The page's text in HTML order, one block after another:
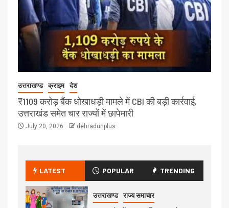
उत्तराखण्ड क्राइम देश
₹1109 करोड़ बैंक धोखाधड़ी मामले में CBI की बड़ी कार्रवाई,
उत्तराखंड समेत चार राज्यों में छापेमारी
July 20, 2026 dehradunplus
LATEST POPULAR TRENDING
उत्तराखण्ड राज्य समाचार